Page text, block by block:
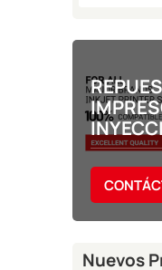
Nuevos